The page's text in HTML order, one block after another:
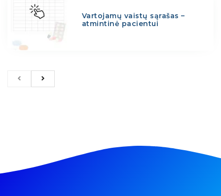
Vartojamų vaistų sąrašas –
atmintinė pacientui